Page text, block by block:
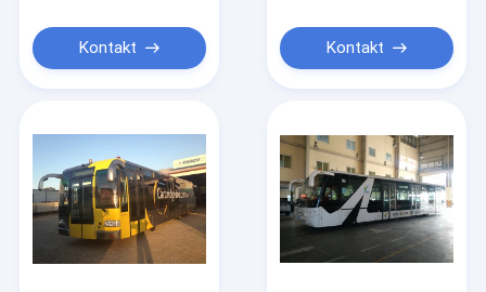
Kontakt Kontakt